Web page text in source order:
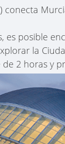
conecta
es posible
la
2 horas y